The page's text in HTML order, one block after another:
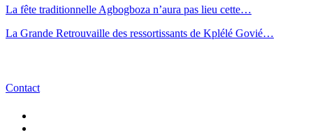
La fête traditionnelle Agbogboza n’aura pas lieu cette…
La Grande Retrouvaille des ressortissants de Kplélé Govié…
Contact